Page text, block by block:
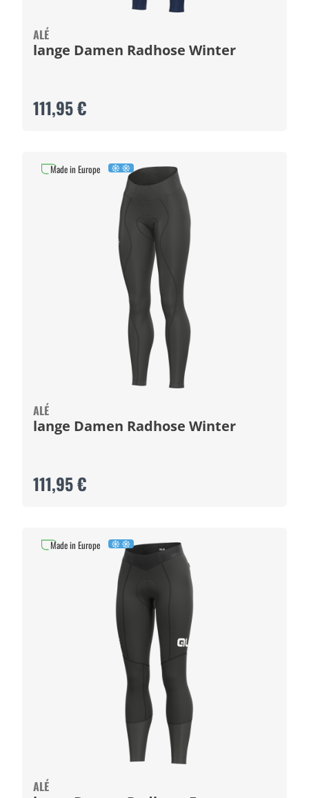
ALÉ
lange Damen Radhose Winter
111,95 €
ALÉ
lange Damen Radhose Winter
111,95 €
Made in Europe
ALÉ
Made in Europe